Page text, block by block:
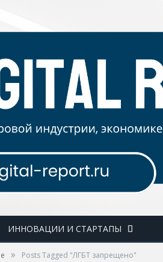
ИННОВАЦИИ И СТАРТАПЫ
» Posts Tagged "ЛГБТ запрещено"